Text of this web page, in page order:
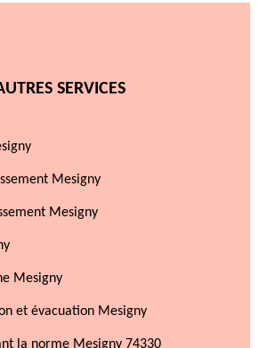
SERVICES
Mesigny
Mesigny
Mesigny
et évacuation Mesigny
la norme Mesigny 74330